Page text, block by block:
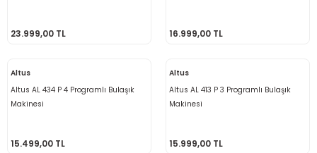
23.999,00 TL 16.999,00 TL
Altus
Altus AL 434 P 4 Programlı Bulaşık
Makinesi
15.499,00 TL
Altus
Altus AL 413 P 3 Programlı Bulaşık
Makinesi
15.999,00 TL